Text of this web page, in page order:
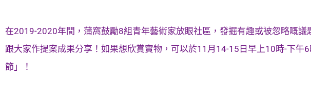
在2019-2020年間，蒲窩鼓勵8組青年藝術家放眼社區，發掘有趣或被忽略嘅議
跟大家作提案成果分享！如果想欣賞實物，可以於11月14-15日早上10時-下午
節」！